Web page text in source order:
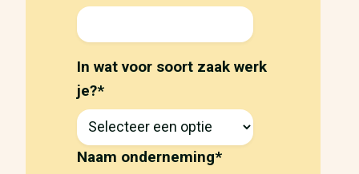
In wat voor soort zaak werk
je?*
Naam onderneming*